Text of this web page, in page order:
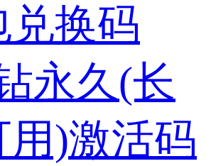
兑换码
永久(长
用)激活码